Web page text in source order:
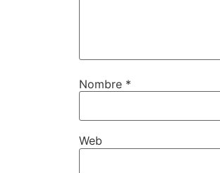
Nombre *
Web